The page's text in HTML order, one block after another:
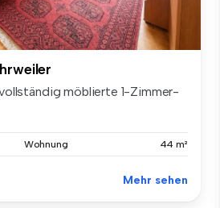
möblierte 1-Zimmer-
Wohnung 44 m²
Mehr sehen